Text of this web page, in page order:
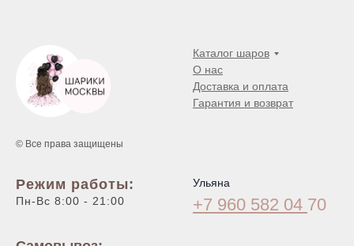
© Все права защищены
Каталог шаров
О нас
Доставка и оплата
Гарантия и возврат
Режим работы:
Пн-Вс 8:00 - 21:00
Ульяна
+7 960 582 04 70